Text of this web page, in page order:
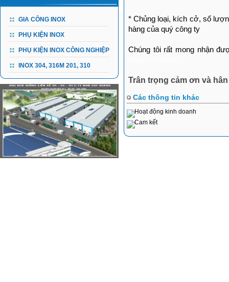
GIA CÔNG INOX
PHỤ KIỆN INOX
PHỤ KIỆN INOX CÔNG NGHIỆP
INOX 304, 316M 201, 310
* Chủng loại, kích cở, số
hàng của quý công ty
Chúng tôi rất mong nhận
Trân trọng cảm ơn và
Các thông tin khác
Hoạt động kinh doanh
Cam kết